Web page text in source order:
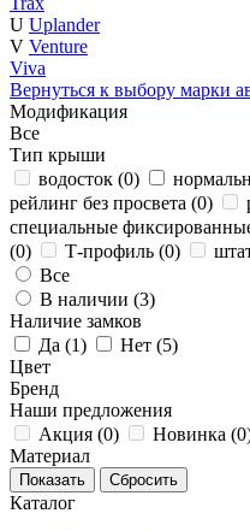
U Uplander
V Venture
Viva
Вернуться к выбору марки
Модификация
Все
Тип крыши
водосток (0)
рейлинг без просвета (0)
специальные
(0) Т-профиль (0)
Все
В наличии (3)
Наличие замков
Да (1) Нет (5)
Цвет
Бренд
Наши предложения
Акция (0) Новинка (0
Материал
Каталог